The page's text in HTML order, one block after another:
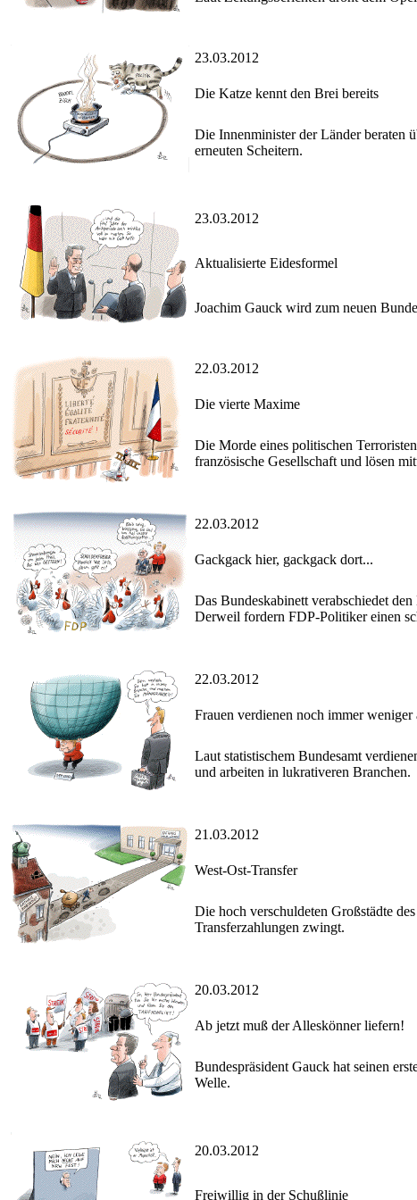
23.03.2012
Die Katze kennt den Brei bereits
Die Innenminister der Länder beraten
erneuten Scheitern.
23.03.2012
Aktualisierte Eidesformel
Joachim Gauck wird zum neuen
22.03.2012
Die vierte Maxime
Die Morde eines politischen
französische Gesellschaft und lösen
22.03.2012
Gackgack hier, gackgack dort...
Das Bundeskabinett verabschiedet
Derweil fordern FDP-Politiker einen
22.03.2012
Frauen verdienen noch immer weniger
Laut statistischem Bundesamt
und arbeiten in lukrativeren Branchen.
21.03.2012
West-Ost-Transfer
Die hoch verschuldeten Großstädte
Transferzahlungen zwingt.
20.03.2012
Ab jetzt muß der Alleskönner liefern!
Bundespräsident Gauck hat seinen
Welle.
20.03.2012
Freiwillig in der Schußlinie